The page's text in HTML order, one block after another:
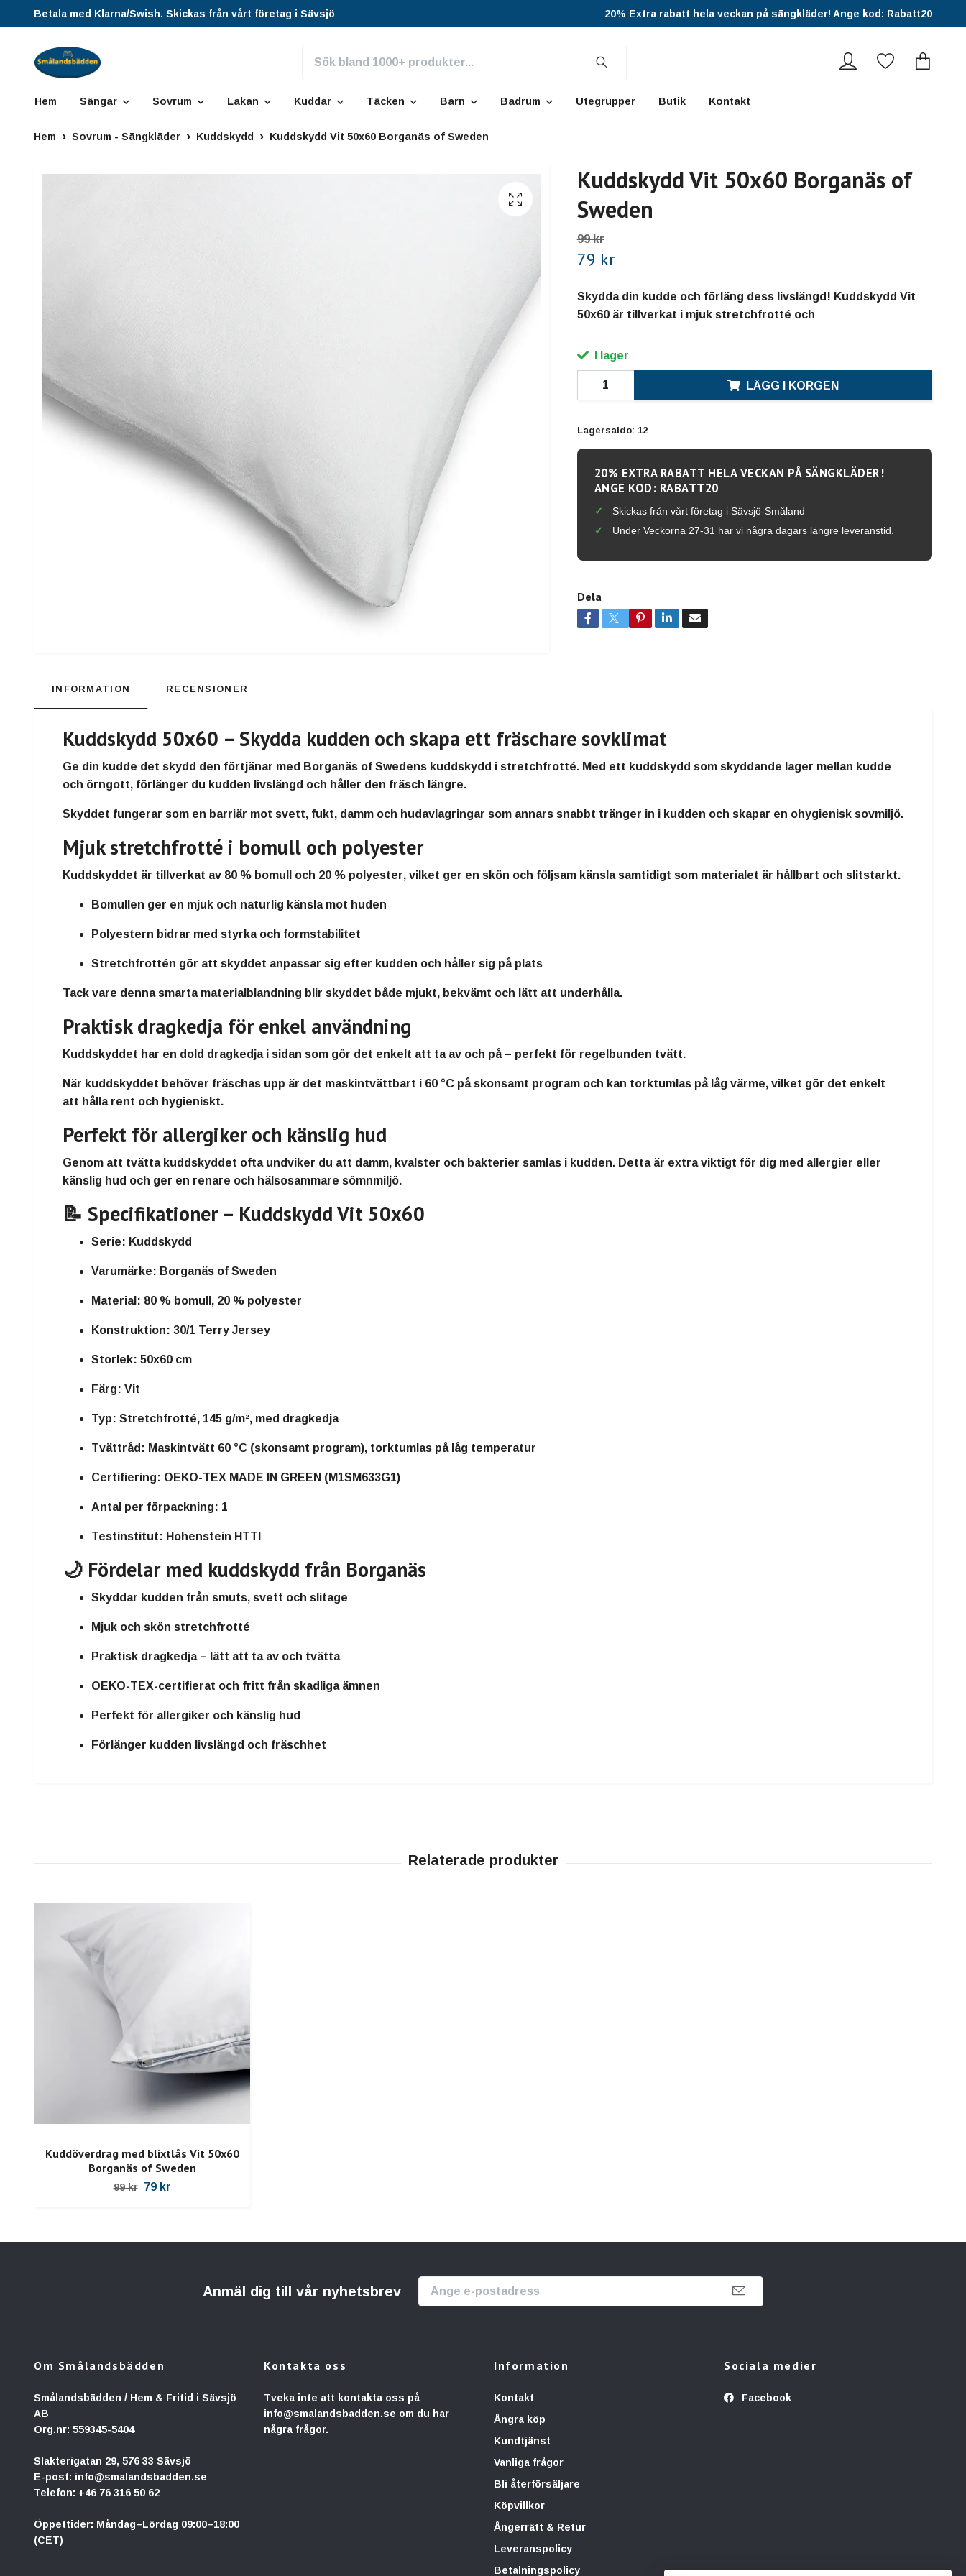
Betala med Klarna/Swish. Skickas från vårt företag i Sävsjö 20% Extra rabatt hela veckan på sängkläder! Ange kod: Rabatt20
Hem Sängar Sovrum Lakan Kuddar Täcken Barn Badrum Utegrupper Butik Kontakt
Hem Sovrum - Sängkläder Kuddskydd Kuddskydd Vit 50x60 Borganäs of Sweden
Kuddskydd Vit 50x60 Borganäs of
Sweden
99 kr
79 kr
Skydda din kudde och förläng dess livslängd! Kuddskydd Vit
50x60 är tillverkat i mjuk stretchfrotté och
I lager
LÄGG I KORGEN
Lagersaldo: 12
20% EXTRA RABATT HELA VECKAN PÅ SÄNGKLÄDER!
ANGE KOD: RABATT20
Skickas från vårt företag i Sävsjö-Småland
Under Veckorna 27-31 har vi några dagars längre leveranstid.
Dela
INFORMATION RECENSIONER
Kuddskydd 50x60 – Skydda kudden och skapa ett fräschare sovklimat
Ge din kudde det skydd den förtjänar med Borganäs of Swedens kuddskydd i stretchfrotté. Med ett kuddskydd som skyddande lager mellan kudde
och örngott, förlänger du kudden livslängd och håller den fräsch längre.
Skyddet fungerar som en barriär mot svett, fukt, damm och hudavlagringar som annars snabbt tränger in i kudden och skapar en ohygienisk sovmiljö.
Mjuk stretchfrotté i bomull och polyester
Kuddskyddet är tillverkat av 80 % bomull och 20 % polyester, vilket ger en skön och följsam känslasamtidigt som materialet är hållbart och slitstarkt.
Bomullen ger en mjuk och naturlig känsla mot huden
Polyestern bidrar med styrka och formstabilitet
Stretchfrottén gör att skyddet anpassar sig efter kudden och håller sig på plats
Tack vare denna smarta materialblandning blir skyddet både mjukt, bekvämt och lätt att underhålla.
Praktisk dragkedja för enkel användning
Kuddskyddet har en dold dragkedja i sidan som gör det enkelt att ta av och på– perfekt för regelbunden tvätt.
När kuddskyddet behöver fräschas upp är det maskintvättbart i 60 °C på skonsamt program och kan torktumlas på låg värme, vilket gör det enkelt
att hålla rent och hygieniskt.
Perfekt för allergiker och känslig hud
Genom att tvätta kuddskyddet ofta undviker du att damm, kvalster och bakterier samlas i kudden. Detta är extra viktigt för dig med allergier eller
känslig hud och ger en renare och hälsosammare sömnmiljö.
📝 Specifikationer – Kuddskydd Vit 50x60
Serie: Kuddskydd
Varumärke: Borganäs of Sweden
Material: 80 % bomull, 20 % polyester
Konstruktion: 30/1 Terry Jersey
Storlek: 50x60 cm
Färg: Vit
Typ: Stretchfrotté, 145 g/m², med dragkedja
Tvättråd: Maskintvätt 60 °C (skonsamt program), torktumlas på låg temperatur
Certifiering: OEKO-TEX MADE IN GREEN (M1SM633G1)
Antal per förpackning: 1
Testinstitut: Hohenstein HTTI
🌙 Fördelar med kuddskydd från Borganäs
Skyddar kudden från smuts, svett och slitage
Mjuk och skön stretchfrotté
Praktisk dragkedja – lätt att ta av och tvätta
OEKO-TEX-certifierat och fritt från skadliga ämnen
Perfekt för allergiker och känslig hud
Förlänger kudden livslängd och fräschhet
Kuddöverdrag med blixtlås Vit 50x60
Borganäs of Sweden
99 kr 79 kr
Anmäl dig till vår nyhetsbrev
Om Smålandsbädden
Smålandsbädden / Hem & Fritid i Sävsjö
AB
Org.nr: 559345-5404
Slakterigatan 29, 576 33 Sävsjö
E-post: info@smalandsbadden.se
Telefon: +46 76 316 50 62
Öppettider: Måndag–Lördag 09:00–18:00
(CET)
Kontakta oss
Tveka inte att kontakta oss på
info@smalandsbadden.se om du har
några frågor.
Information
Kontakt
Ångra köp
Kundtjänst
Vanliga frågor
Bli återförsäljare
Köpvillkor
Ångerrätt & Retur
Leveranspolicy
Betalningspolicy
Sociala medier
Facebook